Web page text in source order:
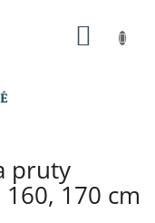
pruty
170 cm